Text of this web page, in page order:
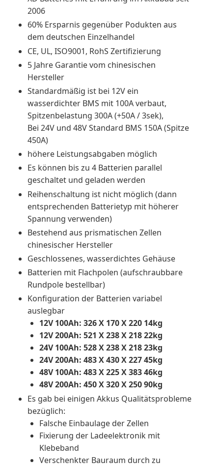
2006
60% Ersparnis gegenüber Podukten aus
dem deutschen Einzelhandel
CE, UL, ISO9001, RohS Zertifizierung
5 Jahre Garantie vom chinesischen
Hersteller
Standardmäßig ist bei 12V ein
wasserdichter BMS mit 100A verbaut,
Spitzenbelastung 300A (+50A / 3sek),
Bei 24V und 48V Standard BMS 150A (Spitze
450A)
höhere Leistungsabgaben möglich
Es können bis zu 4 Batterien parallel
geschaltet und geladen werden
Reihenschaltung ist nicht möglich (dann
entsprechenden Batterietyp mit höherer
Spannung verwenden)
Bestehend aus prismatischen Zellen
chinesischer Hersteller
Geschlossenes, wasserdichtes Gehäuse
Batterien mit Flachpolen (aufschraubbare
Rundpole bestellbar)
Konfiguration der Batterien variabel
auslegbar
12V 100Ah: 326 X 170 X 220 14kg
12V 200Ah: 521 X 238 X 218 22kg
24V 100Ah: 528 X 238 X 218 23kg
24V 200Ah: 483 X 430 X 227 45kg
48V 100Ah: 483 X 225 X 383 46kg
48V 200Ah: 450 X 320 X 250 90kg
Es gab bei einigen Akkus Qualitätsprobleme
bezüglich:
Falsche Einbaulage der Zellen
Fixierung der Ladeelektronik mit
Klebeband
Verschenkter Bauraum durch zu